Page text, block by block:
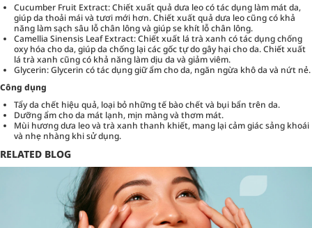
Cucumber Fruit Extract: Chiết xuất quả dưa leo có tác dụng làm mát da,
giúp da thoải mái và tươi mới hơn. Chiết xuất quả dưa leo cũng có khả
năng làm sạch sâu lỗ chân lông và giúp se khít lỗ chân lông.
Camellia Sinensis Leaf Extract: Chiết xuất lá trà xanh có tác dụng chống
oxy hóa cho da, giúp da chống lại các gốc tự do gây hại cho da. Chiết xuất
lá trà xanh cũng có khả năng làm dịu da và giảm viêm.
Glycerin: Glycerin có tác dụng giữ ẩm cho da, ngăn ngừa khô da và nứt nẻ.
Công dụng
Tẩy da chết hiệu quả, loại bỏ những tế bào chết và bụi bẩn trên da.
Dưỡng ẩm cho da mát lạnh, mịn màng và thơm mát.
Mùi hương dưa leo và trà xanh thanh khiết, mang lại cảm giác sảng khoái
và nhẹ nhàng khi sử dụng.
RELATED BLOG